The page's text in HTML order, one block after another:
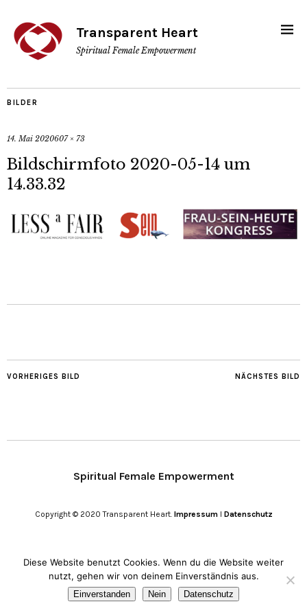
Transparent Heart
Spiritual Female Empowerment
BILDER
14. Mai 2020607 × 73
Bildschirmfoto 2020-05-14 um
14.33.32
NÄCHSTES BILD
VORHERIGES BILD
Spiritual Female Empowerment
Copyright © 2020 Transparent Heart. ImpressumI Datenschutz
Diese Website benutzt Cookies. Wenn du die Website weiter
nutzt, gehen wir von deinem Einverständnis aus.
Einverstanden Nein Datenschutz